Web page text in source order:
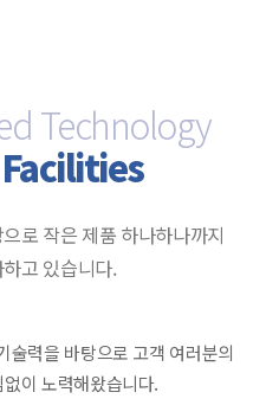
Technology
로 작은 제품 하나하나까지
고 있습니다.
술력을 바탕으로 고객 여러분의
이 노력해왔습니다.